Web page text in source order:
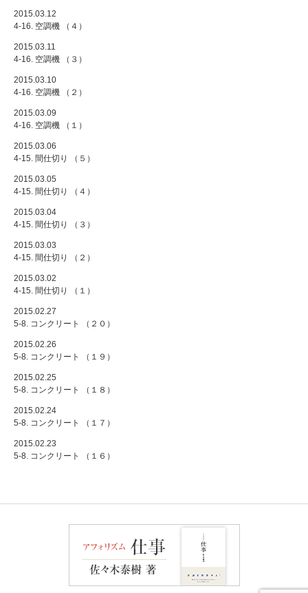
2015.03.12
4-16. 空調機 （４）
2015.03.11
4-16. 空調機 （３）
2015.03.10
4-16. 空調機 （２）
2015.03.09
4-16. 空調機 （１）
2015.03.06
4-15. 間仕切り （５）
2015.03.05
4-15. 間仕切り （４）
2015.03.04
4-15. 間仕切り （３）
2015.03.03
4-15. 間仕切り （２）
2015.03.02
4-15. 間仕切り （１）
2015.02.27
5-8. コンクリート （２０）
2015.02.26
5-8. コンクリート （１９）
2015.02.25
5-8. コンクリート （１８）
2015.02.24
5-8. コンクリート （１７）
2015.02.23
5-8. コンクリート （１６）